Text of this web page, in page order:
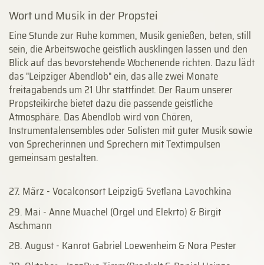
Wort und Musik in der Propstei
Eine Stunde zur Ruhe kommen, Musik genießen, beten, still
sein, die Arbeitswoche geistlich ausklingen lassen und den
Blick auf das bevorstehende Wochenende richten. Dazu lädt
das "Leipziger Abendlob" ein, das alle zwei Monate
freitagabends um 21 Uhr stattfindet. Der Raum unserer
Propsteikirche bietet dazu die passende geistliche
Atmosphäre. Das Abendlob wird von Chören,
Instrumentalensembles oder Solisten mit guter Musik sowie
von Sprecherinnen und Sprechern mit Textimpulsen
gemeinsam gestalten.
27. März - Vocalconsort Leipzig& Svetlana Lavochkina
29. Mai - Anne Muachel (Orgel und Elekrto) & Birgit
Aschmann
28. August - Kanrot Gabriel Loewenheim & Nora Pester